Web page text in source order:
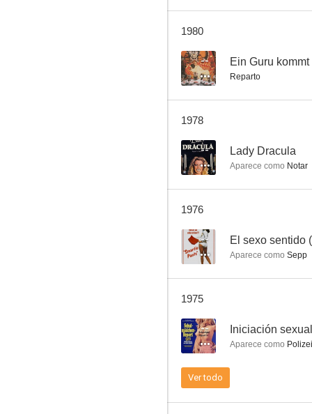
--
1980
-- Ein Guru kommt
Reparto
1978
-- Lady Dracula
Aparece como Notar
1976
-- El sexo sentido
Aparece como Sepp
1975
--
Aparece como
Ver todo